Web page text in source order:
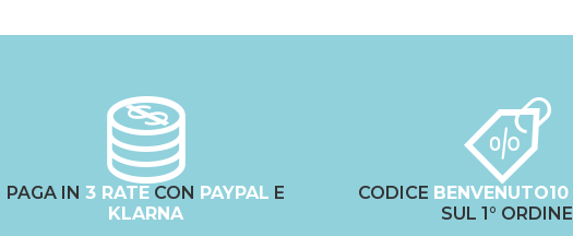
PAGA IN 3 RATE CON PAYPAL E
KLARNA
CODICE BENVENUTO10
SUL 1° ORDINE